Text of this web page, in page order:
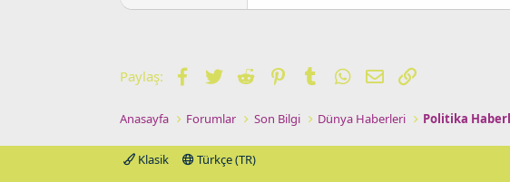
Paylaş: Facebook
TwitterReddit PinterestTumblrWhatsApp
E-postaLink
Anasayfa Forumlar Son Bilgi Dünya Haberleri Politika
Klasik Türkçe (TR)